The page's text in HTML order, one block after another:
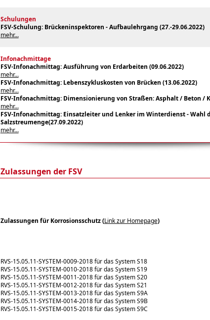
Schulungen
FSV-Schulung: Brückeninspektoren - Aufbaulehrgang (27.-29.06.2022)
mehr...
Infonachmittage
FSV-Infonachmittag: Ausführung von Erdarbeiten (09.06.2022)
mehr...
FSV-Infonachmittag: Lebenszykluskosten von Brücken (13.06.2022)
mehr...
FSV-Infonachmittag: Dimensionierung von Straßen: Asphalt / Beton /
mehr...
FSV-Infonachmittag: Einsatzleiter und Lenker im Winterdienst - Wahl
Salzstreumenge(27.09.2022)
mehr...
Zulassungen der FSV
Zulassungen für Korrosionsschutz (Link zur Homepage)
RVS-15.05.11-SYSTEM-0009-2018 für das System S18
RVS-15.05.11-SYSTEM-0010-2018 für das System S19
RVS-15.05.11-SYSTEM-0011-2018 für das System S20
RVS-15.05.11-SYSTEM-0012-2018 für das System S21
RVS-15.05.11-SYSTEM-0013-2018 für das System S9A
RVS-15.05.11-SYSTEM-0014-2018 für das System S9B
RVS-15.05.11-SYSTEM-0015-2018 für das System S9C